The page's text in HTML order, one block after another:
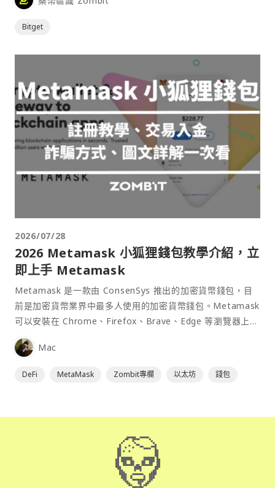
Bitget
2026/07/28
2026 Metamask 小狐狸錢包教學介紹，立
即上手 Metamask
Metamask 是一款由 ConsenSys 推出的加密貨幣錢包，目
前是加密貨幣業界中最多人使用的加密貨幣錢包。Metamask
可以安裝在 Chrome、Firefox、Brave、Edge 等瀏覽器上作
為插件使用，具備許多功能且使用上非常方便。
Mac
DeFi MetaMask Zombit專欄 以太坊 錢包